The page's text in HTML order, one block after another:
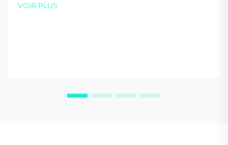
avancées et de certifications. Demandez un devis
VOIR PLUS